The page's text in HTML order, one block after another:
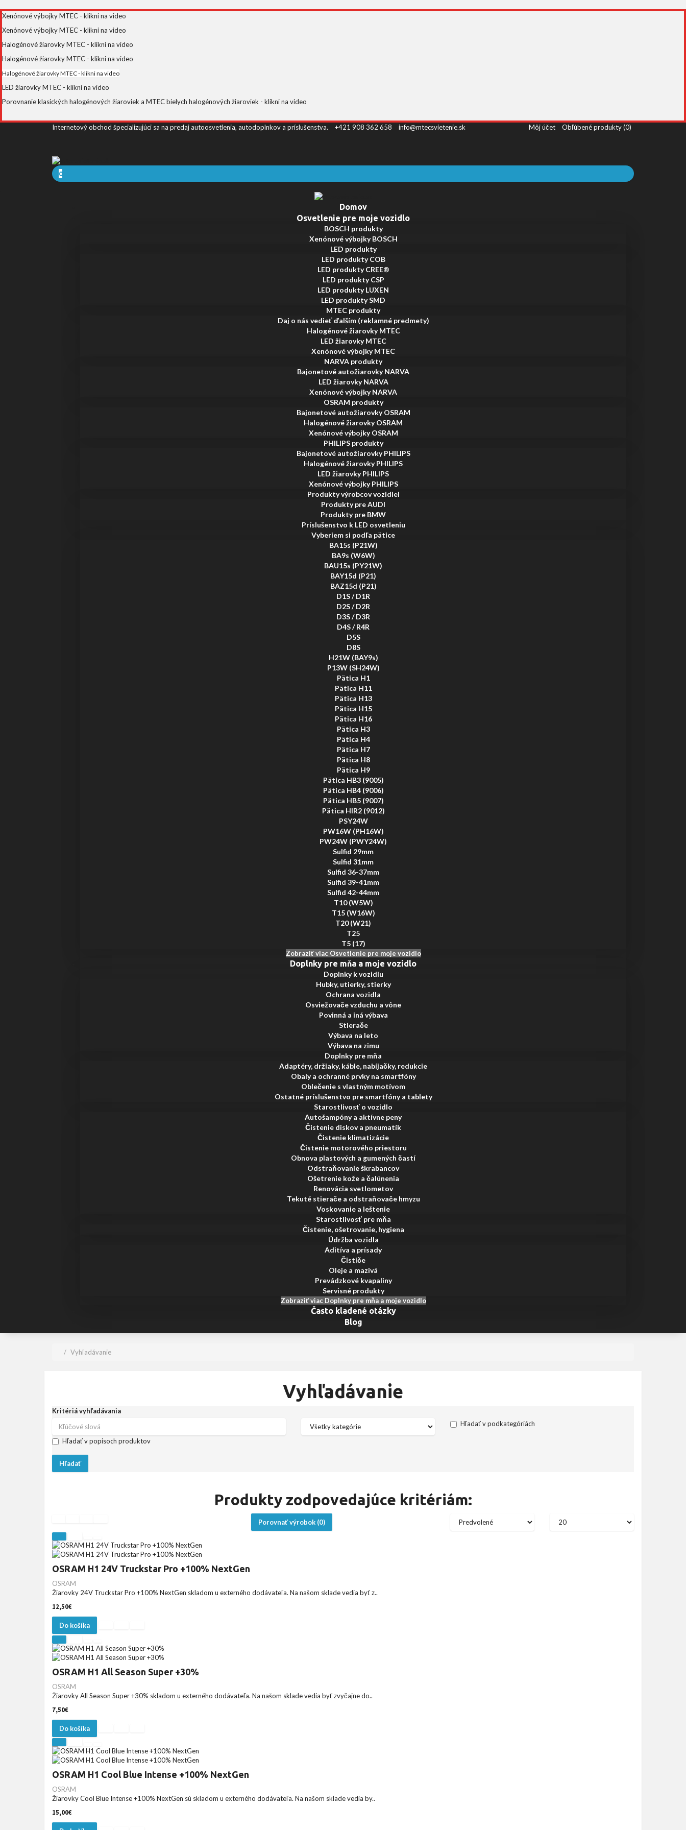
Xenónové výbojky MTEC - klikni na video
Xenónové výbojky MTEC - klikni na video
Halogénové žiarovky MTEC - klikni na video
Halogénové žiarovky MTEC - klikni na video
Halogénové žiarovky MTEC - klikni na video
LED žiarovky MTEC - klikni na video
Porovnanie klasických halogénových žiaroviek a MTEC bielych halogénových žiaroviek - klikni na video
Internetový obchod špecializujúci sa na predaj autoosvetlenia, autodoplnkov a príslušenstva. +421 908 362 658 info@mtecsvietenie.sk Môj účet Obľúbené produkty (0)
0
Domov
Osvetlenie pre moje vozidlo
BOSCH produkty
Xenónové výbojky BOSCH
LED produkty
LED produkty COB
LED produkty CREE®
LED produkty CSP
LED produkty LUXEN
LED produkty SMD
MTEC produkty
Daj o nás vedieť ďalším (reklamné predmety)
Halogénové žiarovky MTEC
LED žiarovky MTEC
Xenónové výbojky MTEC
NARVA produkty
Bajonetové autožiarovky NARVA
LED žiarovky NARVA
Xenónové výbojky NARVA
OSRAM produkty
Bajonetové autožiarovky OSRAM
Halogénové žiarovky OSRAM
Xenónové výbojky OSRAM
PHILIPS produkty
Bajonetové autožiarovky PHILIPS
Halogénové žiarovky PHILIPS
LED žiarovky PHILIPS
Xenónové výbojky PHILIPS
Produkty výrobcov vozidiel
Produkty pre AUDI
Produkty pre BMW
Príslušenstvo k LED osvetleniu
Vyberiem si podľa pätice
BA15s (P21W)
BA9s (W6W)
BAU15s (PY21W)
BAY15d (P21)
BAZ15d (P21)
D1S / D1R
D2S / D2R
D3S / D3R
D4S / R4R
D5S
D8S
H21W (BAY9s)
P13W (SH24W)
Pätica H1
Pätica H11
Pätica H13
Pätica H15
Pätica H16
Pätica H3
Pätica H4
Pätica H7
Pätica H8
Pätica H9
Pätica HB3 (9005)
Pätica HB4 (9006)
Pätica HB5 (9007)
Pätica HIR2 (9012)
PSY24W
PW16W (PH16W)
PW24W (PWY24W)
Sulfid 29mm
Sulfid 31mm
Sulfid 36-37mm
Sulfid 39-41mm
Sulfid 42-44mm
T10 (W5W)
T15 (W16W)
T20 (W21)
T25
T5 (17)
Zobraziť viac Osvetlenie pre moje vozidlo
Doplnky pre mňa a moje vozidlo
Doplnky k vozidlu
Hubky, utierky, stierky
Ochrana vozidla
Osviežovače vzduchu a vône
Povinná a iná výbava
Stierače
Výbava na leto
Výbava na zimu
Doplnky pre mňa
Adaptéry, držiaky, káble, nabíjačky, redukcie
Obaly a ochranné prvky na smartfóny
Oblečenie s vlastným motívom
Ostatné príslušenstvo pre smartfóny a tablety
Starostlivosť o vozidlo
Autošampóny a aktívne peny
Čistenie diskov a pneumatík
Čistenie klimatizácie
Čistenie motorového priestoru
Obnova plastových a gumených častí
Odstraňovanie škrabancov
Ošetrenie kože a čalúnenia
Renovácia svetlometov
Tekuté stierače a odstraňovače hmyzu
Voskovanie a leštenie
Starostlivosť pre mňa
Čistenie, ošetrovanie, hygiena
Údržba vozidla
Aditíva a prísady
Čističe
Oleje a mazivá
Prevádzkové kvapaliny
Servisné produkty
Zobraziť viac Doplnky pre mňa a moje vozidlo
Často kladené otázky
Blog
Vyhľadávanie
Vyhľadávanie
Kritériá vyhľadávania
Hľadať v podkategóriách
Hľadať v popisoch produktov
Produkty zodpovedajúce kritériám:
Porovnať výrobok (0)
OSRAM H1 24V Truckstar Pro +100% NextGen
OSRAM
Žiarovky 24V Truckstar Pro +100% NextGen skladom u externého dodávateľa. Na našom sklade vedia byť z..
12,50€
Do košíka
OSRAM H1 All Season Super +30%
OSRAM
Žiarovky All Season Super +30% skladom u externého dodávateľa. Na našom sklade vedia byť zvyčajne do..
7,50€
Do košíka
OSRAM H1 Cool Blue Intense +100% NextGen
OSRAM
Žiarovky Cool Blue Intense +100% NextGen sú skladom u externého dodávateľa. Na našom sklade vedia by..
15,00€